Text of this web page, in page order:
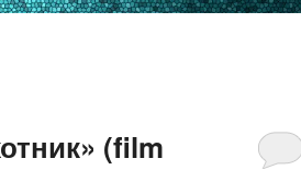
(film